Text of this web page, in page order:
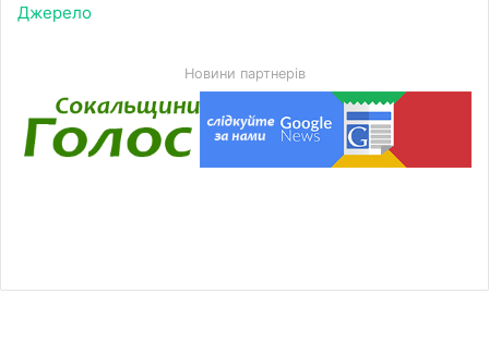
Джерело
Новини партнерів